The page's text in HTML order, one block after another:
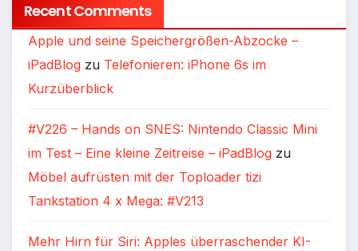
Recent Comments
Apple und seine Speichergrößen-Abzocke –
iPadBlog zu Telefonieren: iPhone 6s im
Kurzüberblick
#V226 – Hands on SNES: Nintendo Classic Mini
im Test – Eine kleine Zeitreise – iPadBlog zu
Möbel aufrüsten mit der Toploader tizi
Tankstation 4 x Mega: #V213
Mehr Hirn für Siri: Apples überraschender KI-